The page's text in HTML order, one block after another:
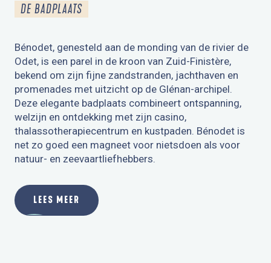
DE BADPLAATS
Bénodet, genesteld aan de monding van de rivier de
Odet, is een parel in de kroon van Zuid-Finistère,
bekend om zijn fijne zandstranden, jachthaven en
promenades met uitzicht op de Glénan-archipel.
Deze elegante badplaats combineert ontspanning,
welzijn en ontdekking met zijn casino,
thalassotherapiecentrum en kustpaden. Bénodet is
net zo goed een magneet voor nietsdoen als voor
natuur- en zeevaartliefhebbers.
LEES MEER